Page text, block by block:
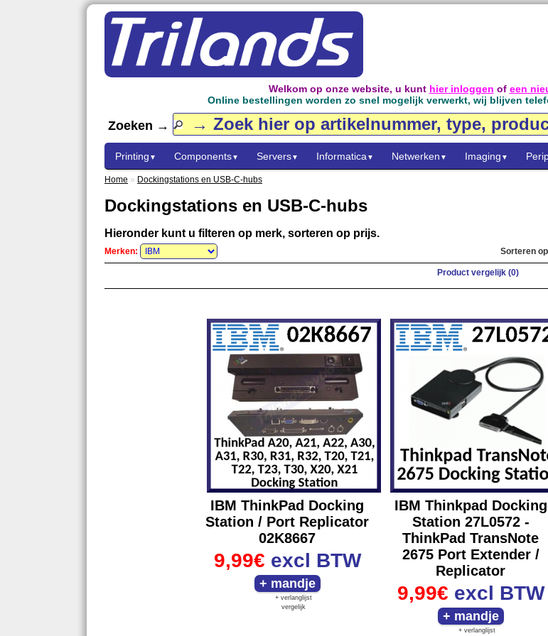
Welkom op onze website, u kunt hier inloggen of een
Online bestellingen worden zo snel mogelijk verwerkt, wij blijven
Zoeken →
Printing ▼ Components▼ Servers▼ Informatica ▼ Netwerken ▼ Imaging ▼
Home » Dockingstations en USB-C-hubs
Dockingstations en USB-C-hubs
Hieronder kunt u filteren op merk, sorteren op prijs.
Sorteren
Merken:
Product vergelijk (0)
IBM ThinkPad Docking
Station / Port Replicator
02K8667
9,99€ excl BTW
+ verlanglijst
vergelijk
IBM Thinkpad Docking
Station 27L0572 -
ThinkPad TransNote
2675 Port Extender /
Replicator
9,99€ excl BTW
+ verlanglijst